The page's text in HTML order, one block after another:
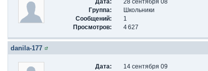
Группа:
Школьники
Сообщений:
1
Просмотров:
4 627
danila-177
Дата:
14 сентября 09